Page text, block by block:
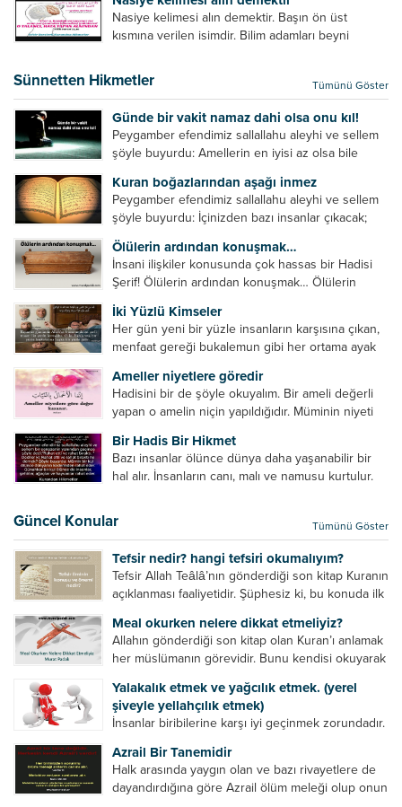
âyetlere baksın. Hayatı özetler misin sorusuna
verilebilecek en kısa ve bir o...
Nasiye kelimesi alın demektir. Başın ön üst
kısmına verilen isimdir. Bilim adamları beyni
Beynin ön kısmında bulunan bölüme ön bellek
denir. Bu kısım insan vücudunda...
Sünnetten Hikmetler Tümünü Göster
Günde bir vakit namaz dahi olsa onu kıl!
Peygamber efendimiz sallallahu aleyhi ve sellem
şöyle buyurdu: Amellerin en iyisi az olsa bile
bir yere sahiptir. Namaz kul ile Allah arasındaki bir
toplantıdır....
Kuran boğazlarından aşağı inmez
Peygamber efendimiz sallallahu aleyhi ve sellem
şöyle buyurdu: İçinizden bazı insanlar çıkacak;
küçümseyeceksiniz. Onların oruçlarını görünce
kendi oruçlarınızı küçümseyeceksiniz. Onların
amellerini görünce kendi amellerinizi
küçümseyeceksiniz. ...
Ölülerin ardından konuşmak…
İnsani ilişkiler konusunda çok hassas bir Hadisi
Şerif! Ölülerin ardından konuşmak… Ölülerin
küfretmek, sövmek, onların günah ve kusurlarını
zikretmek ölüye zarar vermez, fayda da vermez....
İki Yüzlü Kimseler
Her gün yeni bir yüzle insanların karşısına çıkan,
menfaat gereği bukalemun gibi her ortama ayak
insan grubudur. Müminlerin yanında mümin gibi
duran,...
Ameller niyetlere göredir
Hadisini bir de şöyle okuyalım. Bir ameli değerli
yapan o amelin niçin yapıldığıdır. Müminin niyeti
namazın hiçbir değeri yoktur. Gösteriş için
okunan ezanın hiçbir...
Bir Hadis Bir Hikmet
Bazı insanlar ölünce dünya daha yaşanabilir bir
hal alır. İnsanların canı, malı ve namusu kurtulur.
kurtulur. Ağaçlar onun zulmünden kurtulur....
Güncel Konular Tümünü Göster
Tefsir nedir? hangi tefsiri okumalıyım?
Tefsir Allah Teâlâ’nın gönderdiği son kitap Kuranın
açıklanması faaliyetidir. Şüphesiz ki, bu konuda ilk
ayetleri peygamber efendimize soruyor. O da
bunları izah ediyor/tefsir ediyordu. “Biz sana...
Meal okurken nelere dikkat etmeliyiz?
Allahın gönderdiği son kitap olan Kuran’ı anlamak
her müslümanın görevidir. Bunu kendisi okuyarak
yollarla anlamaya çalışmalıdır. Meal nedir? Arapça
bir kelime olan meal;...
Yalakalık etmek ve yağcılık etmek. (yerel
şiveyle yellahçılık etmek)
İnsanlar biribilerine karşı iyi geçinmek zorundadır.
makam gücü, nesep gücü, maddi güç, fiziki güç)
diğer insanları ezebiliyor. Normal şartlarda elinde
bu güçler...
Azrail Bir Tanemidir
Halk arasında yaygın olan ve bazı rivayetlere de
dayandırdığına göre Azrail ölüm meleği olup onun